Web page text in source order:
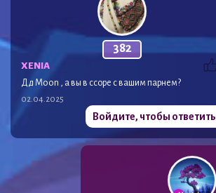
382
XENIA
Дд Moon , а вы в ссоре с вашим парнем?
02.04.2025
Войдите, чтобы ответить